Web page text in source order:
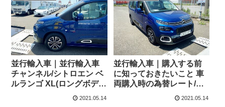
ル
並行輸入車｜並行輸入車
チャンネル/シトロエン ベ
ルランゴ XL(ロングボデ
2021.05.14
並行輸入車｜購入する前
に知っておきたいこと 車
両購入時の為替レート/シ
トロエン ベルランゴXL(7
2021.05.14